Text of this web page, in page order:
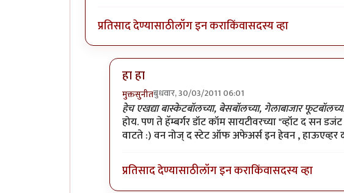
प्रतिसाद देण्यासाठीलॉग इन कराकिंवासदस्य व्हा
हा हा
मुक्तसुनीतबुधवार, 30/03/2011 06:01
In reply toमी आहेbyसन्जोप राव
हेच एखद्या बास्केटबॉलच्या, बेसबॉलच्या, गेलाबाजार
होय. पण ते हॅम्बर्गर डॉट कॉम सायटीवरच्या "व्हॉट द सन
वाटते :) वन नोज् द स्टेट ऑफ अफेअर्स इन हेवन , हाऊएव्हर
प्रतिसाद देण्यासाठीलॉग इन कराकिंवासदस्य व्हा